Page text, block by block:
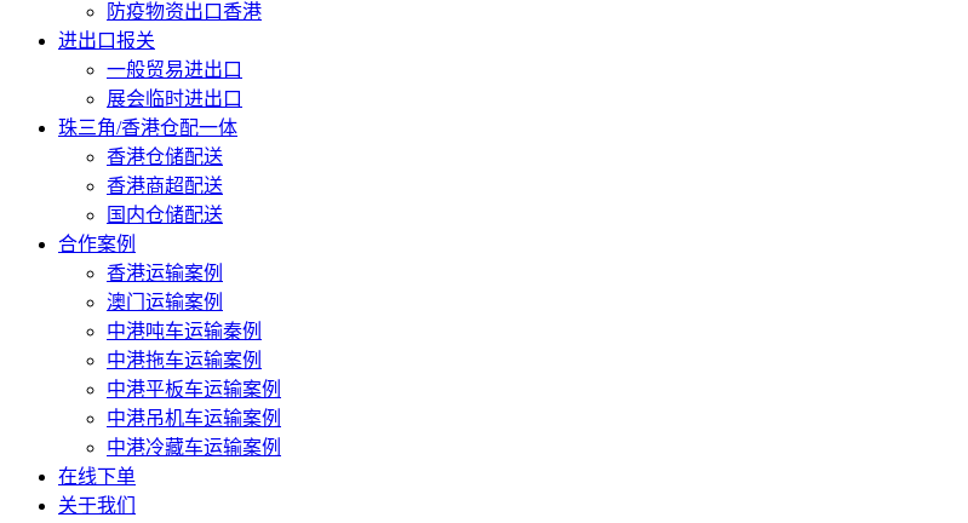
防疫物资出口香港
进出口报关
一般贸易进出口
展会临时进出口
珠三角/香港仓配一体
香港仓储配送
香港商超配送
国内仓储配送
合作案例
香港运输案例
澳门运输案例
中港吨车运输秦例
中港拖车运输案例
中港平板车运输案例
中港吊机车运输案例
中港冷藏车运输案例
在线下单
关于我们